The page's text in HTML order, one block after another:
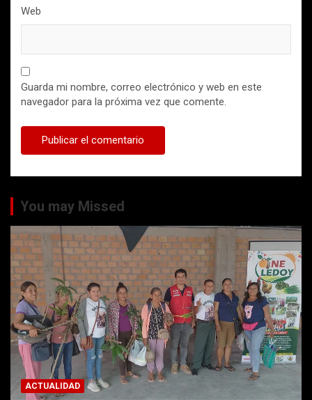
Web
Guarda mi nombre, correo electrónico y web en este
navegador para la próxima vez que comente.
You may Missed
ACTUALIDAD